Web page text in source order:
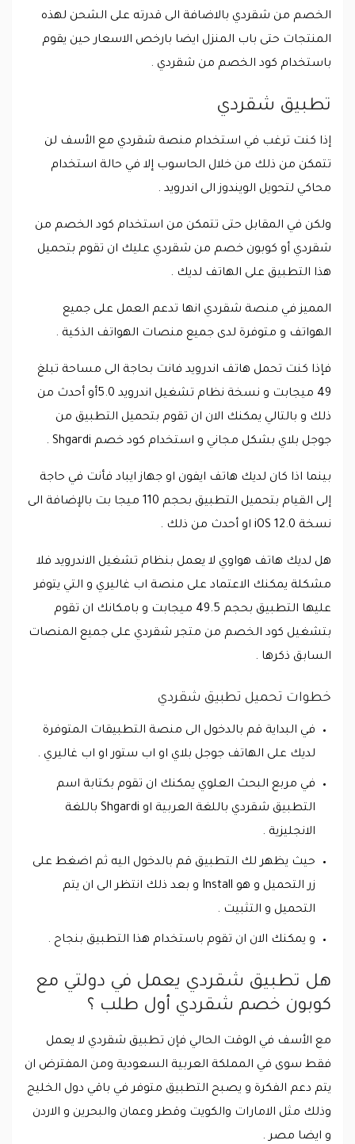
الخصم من شقردي بالاضافة الى قدرته على الشحن لهذه
المنتجات حتى باب المنزل ايضا بارخص الاسعار حين يقوم
باستخدام كود الخصم من شقردي .
تطبيق شقردي
إذا كنت ترغب في استخدام منصة شقردي مع الأسف لن
تتمكن من ذلك من خلال الحاسوب إلا في حالة استخدام
محاكي لتحويل الويندوز الى اندرويد .
ولكن في المقابل حتى تتمكن من استخدام كود الخصم من
شقردي أو كوبون خصم من شقردي عليك ان تقوم بتحميل
هذا التطبيق على الهاتف لديك .
المميز في منصة شقردي انها تدعم العمل على جميع
الهواتف و متوفرة لدى جميع منصات الهواتف الذكية .
فإذا كنت تحمل هاتف اندرويد فانت بحاجة الى مساحة تبلغ
49 ميجابت و نسخة نظام تشغيل اندرويد 5.0أو أحدث من
ذلك و بالتالي يمكنك الان ان تقوم بتحميل التطبيق من
جوجل بلاي بشكل مجاني و استخدام كود خصم Shgardi .
بينما اذا كان لديك هاتف ايفون او جهاز ايباد فأنت في حاجة
إلى القيام بتحميل التطبيق بحجم 110 ميجا بت بالإضافة الى
نسخة iOS 12.0 او أحدث من ذلك .
هل لديك هاتف هواوي لا يعمل بنظام تشغيل الاندرويد فلا
مشكلة يمكنك الاعتماد على منصة اب غاليري و التي يتوفر
عليها التطبيق بحجم 49.5 ميجابت و بامكانك ان تقوم
بتشغيل كود الخصم من متجر شقردي على جميع المنصات
السابق ذكرها .
خطوات تحميل تطبيق شقردي
في البداية قم بالدخول الى منصة التطبيقات المتوفرة
لديك على الهاتف جوجل بلاي او اب ستور او اب غاليري .
في مربع البحث العلوي يمكنك ان تقوم بكتابة اسم
التطبيق شقردي باللغة العربية او Shgardi باللغة
الانجليزية .
حيث يظهر لك التطبيق قم بالدخول اليه ثم اضغط على
زر التحميل و هو Install و بعد ذلك انتظر الى ان يتم
التحميل و التثبيت .
و يمكنك الان ان تقوم باستخدام هذا التطبيق بنجاح .
هل تطبيق شقردي يعمل في دولتي مع
كوبون خصم شقردي أول طلب ؟
مع الأسف في الوقت الحالي فإن تطبيق شقردي لا يعمل
فقط سوى في المملكة العربية السعودية ومن المفترض ان
يتم دعم الفكرة و يصبح التطبيق متوفر في باقي دول الخليج
وذلك مثل الامارات والكويت وقطر وعمان والبحرين و الاردن
و ايضا مصر .